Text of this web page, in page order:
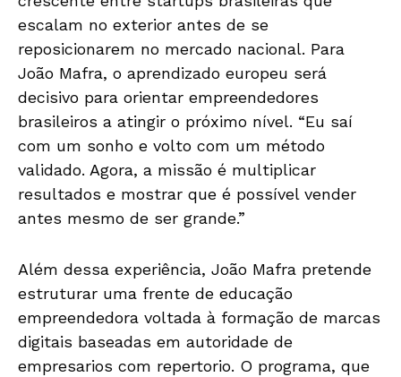
escalam no exterior antes de se
reposicionarem no mercado nacional. Para
João Mafra, o aprendizado europeu será
decisivo para orientar empreendedores
brasileiros a atingir o próximo nível. “Eu saí
com um sonho e volto com um método
validado. Agora, a missão é multiplicar
resultados e mostrar que é possível vender
antes mesmo de ser grande.”
Além dessa experiência, João Mafra pretende
estruturar uma frente de educação
empreendedora voltada à formação de marcas
digitais baseadas em autoridade de
empresarios com repertorio. O programa, que